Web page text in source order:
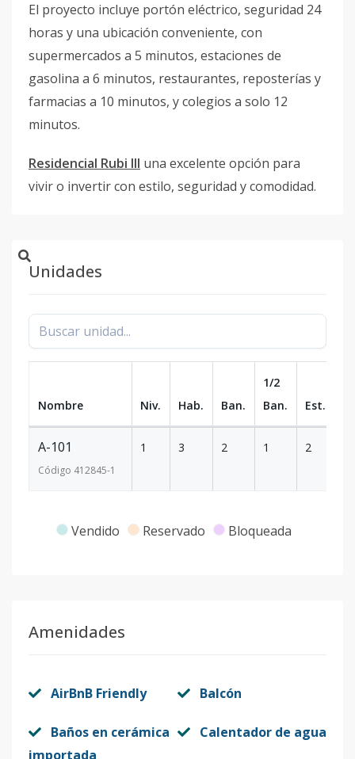
El proyecto incluye portón eléctrico, seguridad 24
horas y una ubicación conveniente, con
supermercados a 5 minutos, estaciones de
gasolina a 6 minutos, restaurantes, reposterías y
farmacias a 10 minutos, y colegios a solo 12
minutos.
Residencial Rubi III una excelente opción para
vivir o invertir con estilo, seguridad y comodidad.
Unidades
Nombre Niv. Hab. Ban.
1/2
Ban.
Est.
A-101
Código 412845-1
1 3 2 1 2
Vendido Reservado Bloqueada
Amenidades
AirBnB Friendly Balcón
Baños en cerámica
importada
Calentador de agua